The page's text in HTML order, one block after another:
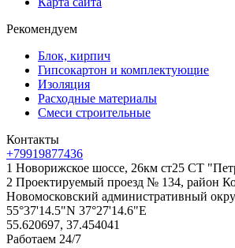
Рекомендуем
Блок, кирпич
Гипсокартон и комплектующие
Изоляция
Расходные материалы
Смеси строительные
Контакты
+79919877436
1 Новорижское шоссе, 26км ст25 СТ
2 Проектируемый проезд № 134, район
Новомосковский административный
55°37'14.5"N 37°27'14.6"E
55.620697, 37.454041
Работаем 24/7